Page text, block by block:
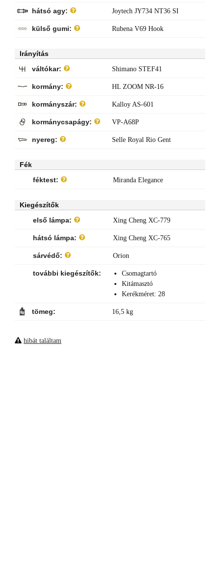
hátsó agy: Joytech JY734 NT36 SI
külső gumi: Rubena V69 Hook
Irányítás
váltókar:
Shimano STEF41
kormány: HL ZOOM NR-16
kormányszár: Kalloy AS-601
kormánycsapágy: VP-A68P
nyereg: Selle Royal Rio Gent
Fék
féktest:
Miranda Elegance
Kiegészítők
első lámpa:
Xing Cheng XC-779
hátsó lámpa: Xing Cheng XC-765
sárvédő: Orion
további kiegészítők:
Csomagtartó
Kitámasztó
Kerékméret: 28
tömeg: 16,5 kg
hibát találtam